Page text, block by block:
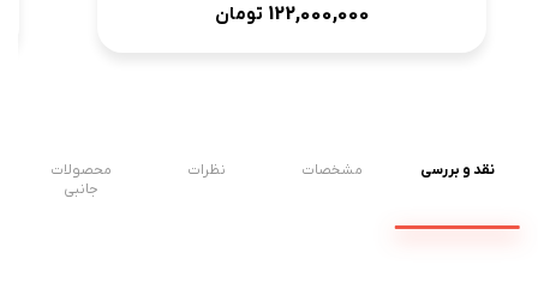
122,000,000 تومان
نقد و بررسی مشخصات نظرات
محصولات
جانبی